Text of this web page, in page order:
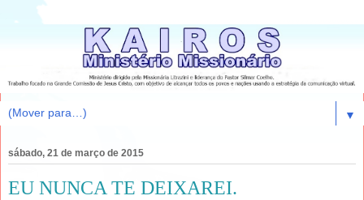
▼
sábado, 21 de março de 2015
EU NUNCA TE DEIXAREI.